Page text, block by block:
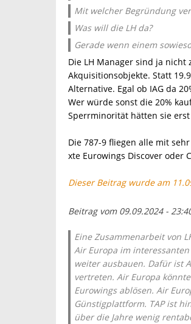
Mit welcher Begründung
Was will die LH da?
Gerade wenn einem
Die LH Manager sind ja nicht
Akquisitionsobjekte. Statt
Alternative. Egal ob IAG da
Wer würde sonst die 20%
Sperrminorität hätten sie erst
Die 787-9 fliegen alle mit
xte Eurowings Discover oder
Dieser Beitrag wurde am
Beitrag vom 09.09.2024 -
Eine Zusammenarbeit von
Air Europa im
weiter ausbauen. Dafür ist
vertreten. Air Europa
Eurowings ablösen. Air
Günstigplattform. TAP ist
über die Jahre wenig